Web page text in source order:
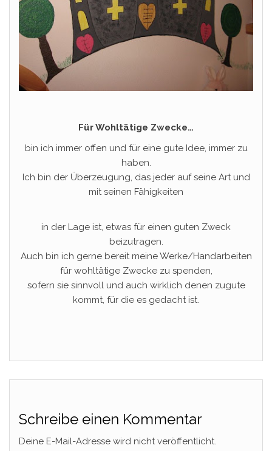
Für Wohltätige Zwecke…
bin ich immer offen und für eine gute Idee, immer zu
haben.
Ich bin der Überzeugung, das jeder auf seine Art und
mit seinen Fähigkeiten
in der Lage ist, etwas für einen guten Zweck
beizutragen.
Auch bin ich gerne bereit meine Werke/Handarbeiten
für wohltätige Zwecke zu spenden,
sofern sie sinnvoll und auch wirklich denen zugute
kommt, für die es gedacht ist.
Schreibe einen Kommentar
Deine E-Mail-Adresse wird nicht veröffentlicht.